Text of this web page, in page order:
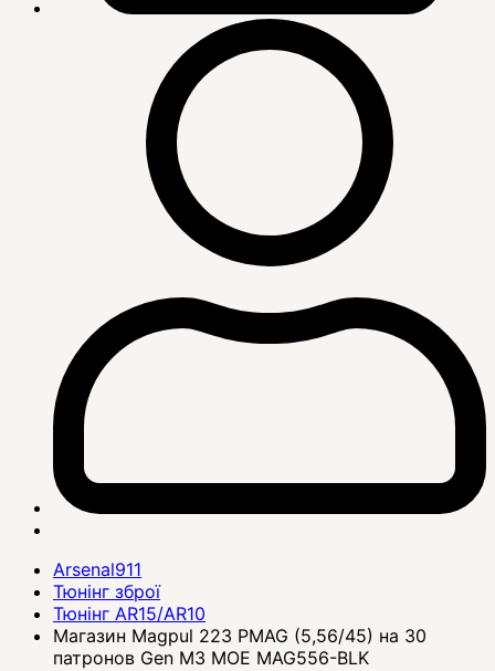
Arsenal911
Тюнінг зброї
Тюнінг AR15/AR10
Магазин Magpul 223 PMAG (5,56/45) на 30
патронов Gen M3 MOE MAG556-BLK